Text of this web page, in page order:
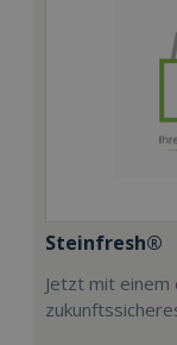
Steinfresh®
Jetzt mit